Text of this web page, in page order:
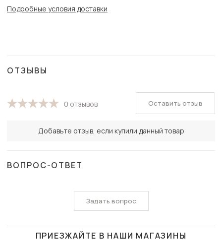
Подробные условия доставки
ОТЗЫВЫ
0 отзывов
Добавьте отзыв, если купили данный товар
Оставить отзыв
ВОПРОС-ОТВЕТ
Задать вопрос
ПРИЕЗЖАЙТЕ В НАШИ МАГАЗИНЫ